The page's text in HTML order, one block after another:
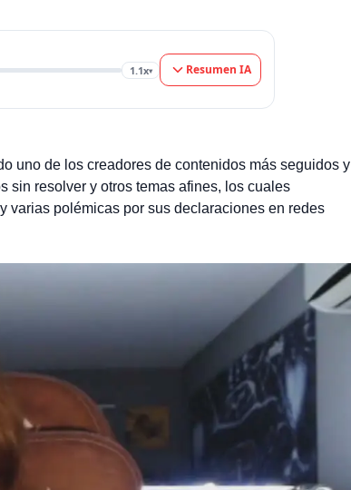
1.1x▾ Resumen IA
uno de los creadores de contenidos más seguidos y
sin resolver y otros temas afines, los cuales
varias polémicas por sus declaraciones en redes